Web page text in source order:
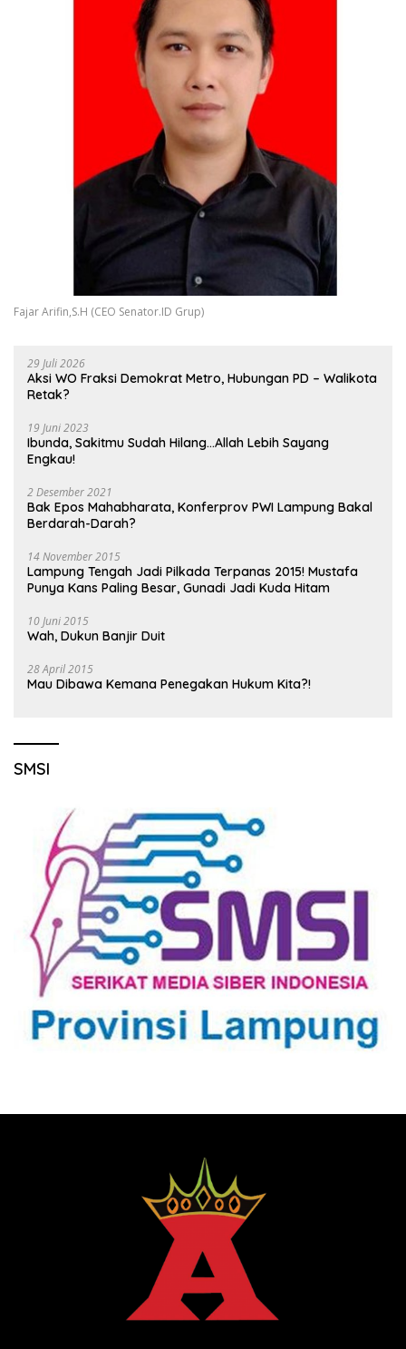
Fajar Arifin,S.H (CEO Senator.ID Grup)
29 Juli 2026
Aksi WO Fraksi Demokrat Metro, Hubungan PD – Walikota
Retak?
19 Juni 2023
Ibunda, Sakitmu Sudah Hilang…Allah Lebih Sayang
Engkau!
2 Desember 2021
Bak Epos Mahabharata, Konferprov PWI Lampung Bakal
Berdarah-Darah?
14 November 2015
Lampung Tengah Jadi Pilkada Terpanas 2015! Mustafa
Punya Kans Paling Besar, Gunadi Jadi Kuda Hitam
10 Juni 2015
Wah, Dukun Banjir Duit
28 April 2015
Mau Dibawa Kemana Penegakan Hukum Kita?!
SMSI